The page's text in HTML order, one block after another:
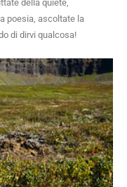
della quiete,
poesia, ascoltate la
di dirvi qualcosa!